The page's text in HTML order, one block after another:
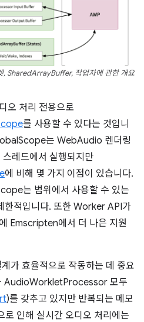
, SharedArrayBuffer, 작업자에 관한 개요
오 처리 전용으로
를 사용할 수 있다는 것입니
는 WebAudio 렌더링
레드에서 실행되지만
에 비해 몇 가지 이점이 있습니다.
는 범위에서 사용할 수 있는
한적입니다. 또한 Worker API가
Emscripten에서 더 나은 지원
가 효율적으로 작동하는 데 중요
AudioWorkletProcessor 모두
)를 갖추고 있지만 반복되는 메모
로 인해 실시간 오디오 처리에는